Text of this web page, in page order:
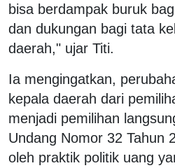
bisa berdampak buruk
dan dukungan bagi tata
daerah," ujar Titi.
Ia mengingatkan,
kepala daerah dari
menjadi pemilihan
Undang Nomor 32 Tahun
oleh praktik politik uang